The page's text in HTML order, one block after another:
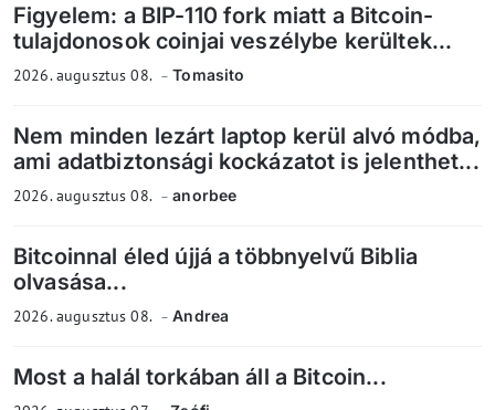
Figyelem: a BIP-110 fork miatt a Bitcoin-
tulajdonosok coinjai veszélybe kerültek...
2026. augusztus 08. Tomasito
Nem minden lezárt laptop kerül alvó módba,
ami adatbiztonsági kockázatot is jelenthet...
2026. augusztus 08. anorbee
Bitcoinnal éled újjá a többnyelvű Biblia
olvasása...
2026. augusztus 08. Andrea
Most a halál torkában áll a Bitcoin...